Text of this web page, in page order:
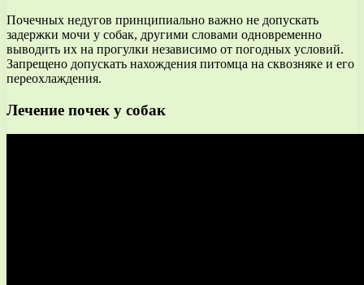
Почечных недугов принципиально важно не допускать
задержки мочи у собак, другими словами одновременно
выводить их на прогулки независимо от погодных условий.
Запрещено допускать нахождения питомца на сквозняке и его
переохлаждения.
Лечение почек у собак